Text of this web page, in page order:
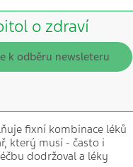
o zdraví
k odběru newsleteru
fixní kombinace léků
který musí - často i
dodržoval a léky